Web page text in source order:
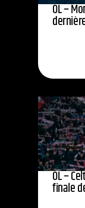
OL –
OL –
finale